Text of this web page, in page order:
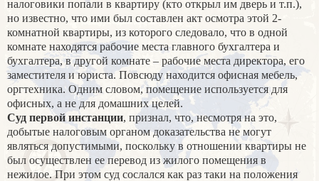
налоговики попали в квартиру (кто открыл им дверь и т.п.),
но известно, что ими был составлен акт осмотра этой 2-
комнатной квартиры, из которого следовало, что в одной
комнате находятся рабочие места главного бухгалтера и
бухгалтера, в другой комнате – рабочие места директора, его
заместителя и юриста. Повсюду находится офисная мебель,
оргтехника. Одним словом, помещение используется для
офисных, а не для домашних целей.
Суд первой инстанции, признал, что, несмотря на это,
добытые налоговым органом доказательства не могут
являться допустимыми, поскольку в отношении квартиры не
был осуществлен ее перевод из жилого помещения в
нежилое. При этом суд сослался как раз таки на положения